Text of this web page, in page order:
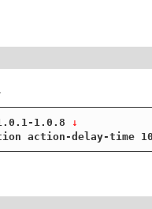
1.0.8 ↓
action-delay-time 10